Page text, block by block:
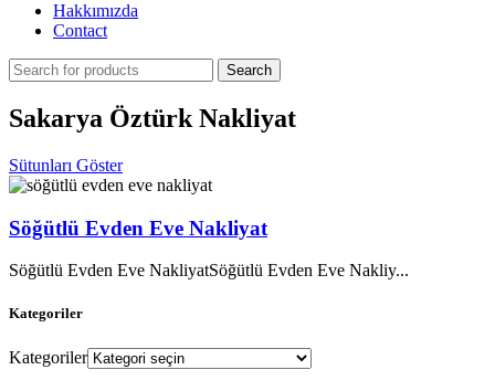
Hakkımızda
Contact
Search
Sakarya Öztürk Nakliyat
Sütunları Göster
Söğütlü Evden Eve Nakliyat
Söğütlü Evden Eve NakliyatSöğütlü Evden Eve Nakliy...
Kategoriler
Kategoriler